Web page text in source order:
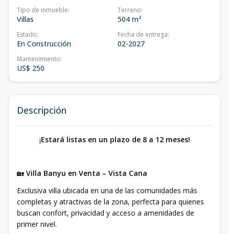
Tipo de inmueble:
Villas
Terreno:
504 m²
Estado:
En Construcción
Fecha de entrega:
02-2027
Mantenimiento:
US$ 250
Descripción
¡Estará listas en un plazo de 8 a 12 meses!
🏡 Villa Banyu en Venta – Vista Cana
Exclusiva villa ubicada en una de las comunidades más
completas y atractivas de la zona, perfecta para quienes
buscan confort, privacidad y acceso a amenidades de
primer nivel.